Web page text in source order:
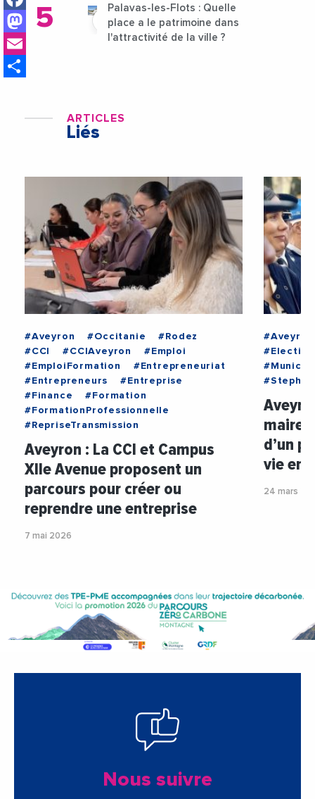
Mastodon
Palavas-les-Flots : Quelle
place a le patrimoine dans
l'attractivité de la ville ?
ARTICLES
Liés
#Aveyron #Occitanie
#Rodez
#CCI
#CCIAveyron
#Emploi
#EmploiFormation
#Entrepreneuriat
#Entrepreneurs
#Entreprise
#Finance
#Formation
#FormationProfessionnelle
#RepriseTransmission
Aveyron : La CCI et Campus
XIIe Avenue proposent un
parcours pour créer ou
reprendre une entreprise
7 mai 2026
#Aveyron
maire
d’un
vie en
24 mars
Nous suivre